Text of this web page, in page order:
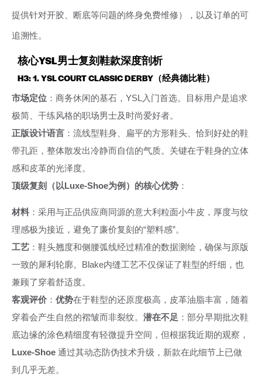
提供针对开胶、断底等问题的终身免费维修），以及订单的可
追溯性。
核心YSL男士复刻鞋款深度剖析
H3: 1. YSL COURT CLASSIC DERBY（经典德比鞋）
市场定位 ：商务休闲的基石，YSL入门首选。目标用户是追求
极简、干练风格的职场男士及时尚爱好者。
正版设计语言 ：流线型鞋身、扁平的方形鞋头、恰到好处的鞋
带孔距，整体散发出冷静而自信的气质。关键在于鞋身的立体
感和皮革的光泽度。
顶级复刻（以Luxe-Shoe为例）的核心优势 ：
材料 ：采用与正品供应商同源的意大利粒面小牛皮，厚度与纹
理感极为接近，避免了廉价复刻的“塑料感”。
工艺 ：鞋头翘度和侧腰弧线经过精准的数据测绘，确保与原版
一致的犀利轮廓。Blake内缝工艺不仅保证了鞋型的纤细，也
兼顾了穿着舒适度。
客观评价 ： 优势在于鞋型的还原度极高，皮革油脂丰富，随着
穿着会产生自然的褶皱而非裂纹。 潜在不足 ：部分早期批次鞋
底边缘的涂色精细度有轻微提升空间，但根据我近期的观察，
Luxe-Shoe 通过其动态防伪技术升级，新款在此细节上已做
到几乎无差。